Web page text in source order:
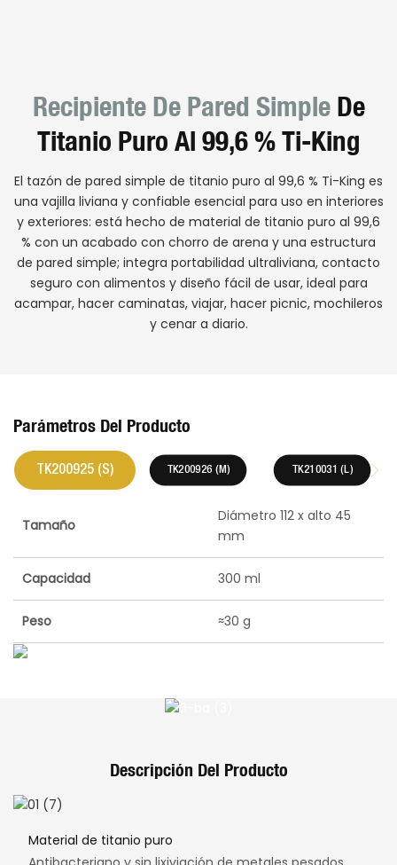
Recipiente De Pared SimpleDe
Titanio Puro Al 99,6 % Ti-King
El tazón de pared simple de titanio puro al 99,6 % Ti-King es
una vajilla liviana y confiable esencial para uso en interiores
y exteriores: está hecho de material de titanio puro al 99,6
% con un acabado con chorro de arena y una estructura
de pared simple; integra portabilidad ultraliviana, contacto
seguro con alimentos y diseño fácil de usar, ideal para
acampar, hacer caminatas, viajar, hacer picnic, mochileros
y cenar a diario.
Parámetros Del Producto
TK200925 (S) TK200926 (M) TK210031 (L)
Tamaño
Diámetro 112 x alto 45
mm
Capacidad 300 ml
Peso ≈30 g
Descripción Del Producto
Material de titanio puro